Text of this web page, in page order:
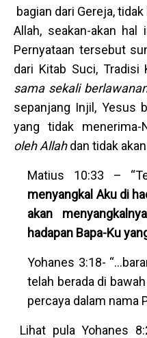
bagian dari Gereja,
Allah, seakan-akan
Pernyataan tersebut
dari Kitab Suci, Tradisi
sama sekali
sepanjang Injil, Yesus
yang tidak menerima-
oleh Allahdan tidak
Matius 10:33 –
menyangkal Aku di
akan
hadapan Bapa-Ku
Yohanes 3:18-
telah berada di
percaya dalam nama
Lihat pula Yohanes